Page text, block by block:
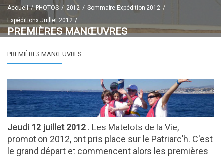
Accueil PHOTOS 2012
Sommaire Expédition 2012
Expéditions Juillet 2012
PREMIÈRES MANŒUVRES
PREMIÈRES MANŒUVRES
Jeudi 12 juillet 2012 : Les Matelots de la Vie,
promotion 2012, ont pris place sur le Patriarc'h. C'est
le grand départ et commencent alors les premières